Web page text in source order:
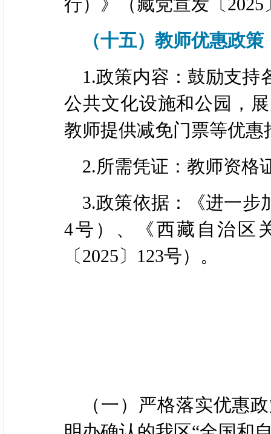
（十五）教师优惠政策
1.政策内容：鼓励支持
公共文化设施和公园，
教师提供减免门票等优惠
2.所需凭证：教师资格
3.政策依据：《进一步
4号）、《西藏自治区
〔2025〕123号）。
（一）严格落实优惠